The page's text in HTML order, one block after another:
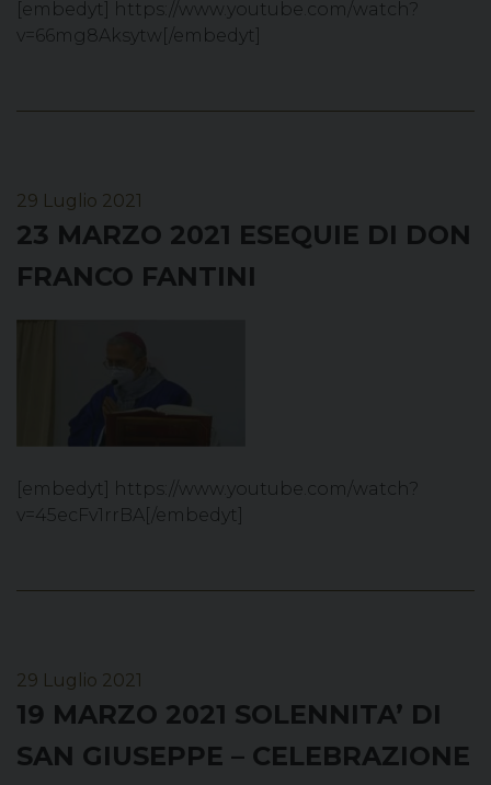
[embedyt] https://www.youtube.com/watch?
v=66mg8Aksytw[/embedyt]
29 Luglio 2021
23 MARZO 2021 ESEQUIE DI DON
FRANCO FANTINI
[embedyt] https://www.youtube.com/watch?
v=45ecFv1rrBA[/embedyt]
29 Luglio 2021
19 MARZO 2021 SOLENNITA’ DI
SAN GIUSEPPE – CELEBRAZIONE